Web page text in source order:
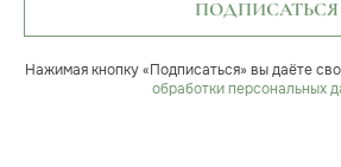
ПОДПИСАТЬСЯ
Нажимая кнопку «Подписаться» вы даёте
обработки персональных